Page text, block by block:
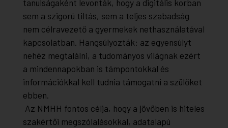
tanulságaként levonták, hogy a digitális korban
sem a szigorú tiltás, sem a teljes szabadság
nem célravezető a gyermekek nethasználatával
kapcsolatban. Hangsúlyozták: az egyensúlyt
nehéz megtalálni, a tudományos világnak ezért
a mindennapokban is támpontokkal és
információkkal kell tudnia támogatni a szülőket
ebben.
Az NMHH fontos célja, hogy a jövőben is hiteles
szakértői megszólalásokkal, adatalapú